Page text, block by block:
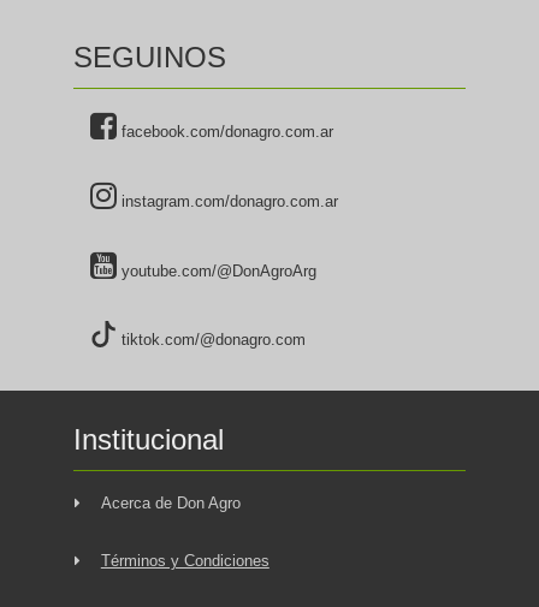
SEGUINOS
facebook.com/donagro.com.ar
instagram.com/donagro.com.ar
youtube.com/@DonAgroArg
tiktok.com/@donagro.com
Institucional
Acerca de Don Agro
Términos y Condiciones